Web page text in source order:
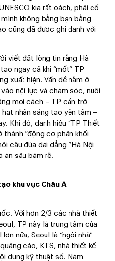
kia rất oách, phải cố
không bằng bạn bằng
cũng đã được ghi danh với
viết đặt lòng tin rằng Hà
ngay cả khi “mốt” TP
xuất hiện. Vấn đề nằm ở
nội lực và chăm sóc, nuôi
mọi cách – TP cần trở
hạt nhân sáng tạo yên tâm –
Khi đó, danh hiệu “TP Thiết
thành “động cơ phân khối
câu đùa dai dẳng “Hà Nội
ăn sâu bám rễ.
khu vực Châu Á
Với hơn 2/3 các nhà thiết
TP này là trung tâm của
nữa, Seoul là “ngôi nhà”
cáo, KTS, nhà thiết kế
dung kỹ thuật số. Năm